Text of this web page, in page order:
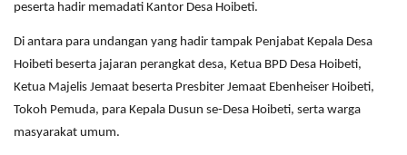
peserta hadir memadati Kantor Desa Hoibeti.
Di antara para undangan yang hadir tampak Penjabat Kepala Desa
Hoibeti beserta jajaran perangkat desa, Ketua BPD Desa Hoibeti,
Ketua Majelis Jemaat beserta Presbiter Jemaat Ebenheiser Hoibeti,
Tokoh Pemuda, para Kepala Dusun se-Desa Hoibeti, serta warga
masyarakat umum.